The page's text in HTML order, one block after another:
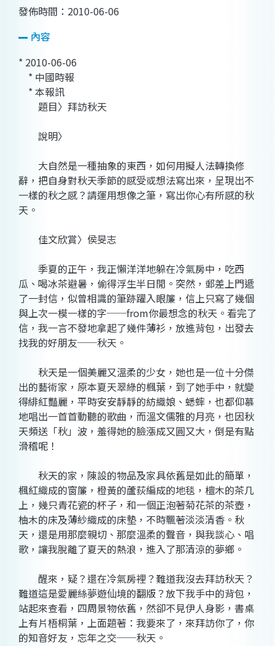
發佈時間：2010-06-06
內容
* 2010-06-06
* 中國時報
* 本報訊
題目〉拜訪秋天
說明〉
大自然是一種抽象的東西，如何用擬人法轉換修
辭，把自身對秋天季節的感受或想法寫出來，呈現出不
一樣的秋之感？請運用想像之筆，寫出你心有所感的秋
天。
佳文欣賞〉侯旻志
季夏的正午，我正懶洋洋地躲在冷氣房中，吃西
瓜、喝冰茶避暑，偷得浮生半日閒。突然，郵差上門遞
了一封信，似曾相識的筆跡躍入眼簾，信上只寫了幾個
與上次一模一樣的字──from你最想念的秋天。看完了
信，我一言不發地拿起了幾件薄衫，放進背包，出發去
找我的好朋友──秋天。
秋天是一個美麗又溫柔的少女，她也是一位十分傑
出的藝術家，原本夏天翠綠的楓葉，到了她手中，就變
得緋紅豔麗，平時安安靜靜的紡織娘、蟋蟀，也都仰慕
地唱出一首首動聽的歌曲，而溫文儒雅的月亮，也因秋
天頻送「秋」波，羞得她的臉漲成又圓又大，倒是有點
滑稽呢！
秋天的家，陳設的物品及家具依舊是如此的簡單，
楓紅織成的窗簾，橙黃的蘆荻編成的地毯，檀木的茶几
上，幾只青花瓷的杯子，和一個正泡著菊花茶的茶壺，
柚木的床及薄紗織成的床墊，不時飄著淡淡清香。秋
天，還是用那麼親切、那麼溫柔的聲音，與我談心、唱
歌，讓我脫離了夏天的熱浪，進入了那清涼的夢鄉。
醒來，疑？還在冷氣房裡？難道我沒去拜訪秋天？
難道這是愛麗絲夢遊仙境的翻版？放下我手中的背包，
站起來查看，四周景物依舊，然卻不見伊人身影，書桌
上有片梧桐葉，上面題著：我要來了，來拜訪你了，你
的知音好友，忘年之交──秋天。